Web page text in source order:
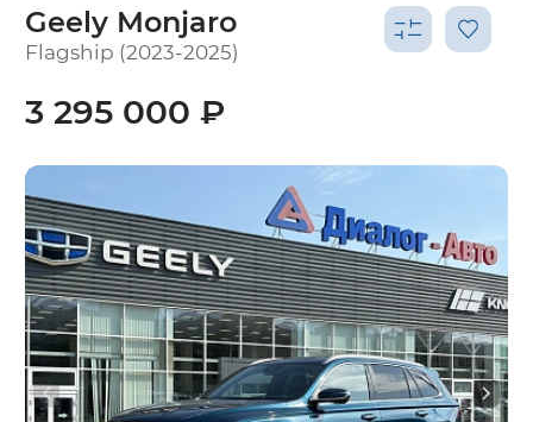
Geely Monjaro
Flagship (2023-2025)
3 295 000 ₽